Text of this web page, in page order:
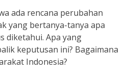
ada rencana perubahan
yang bertanya-tanya apa
diketahui. Apa yang
keputusan ini? Bagaimana
Indonesia?